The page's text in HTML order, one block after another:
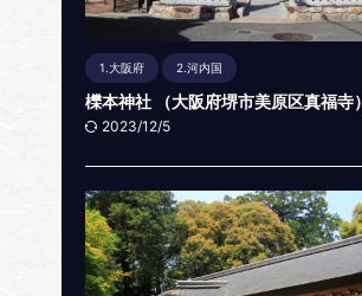
1.大阪府 2.河内国
櫟本神社 （大阪府堺市美原区真福寺）
2023/12/5